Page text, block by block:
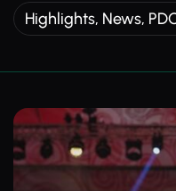
Highlights, News,